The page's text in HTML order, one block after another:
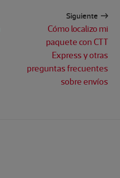
Siguiente
Cómo localizo mi
paquete con CTT
Express y otras
preguntas frecuentes
sobre envíos